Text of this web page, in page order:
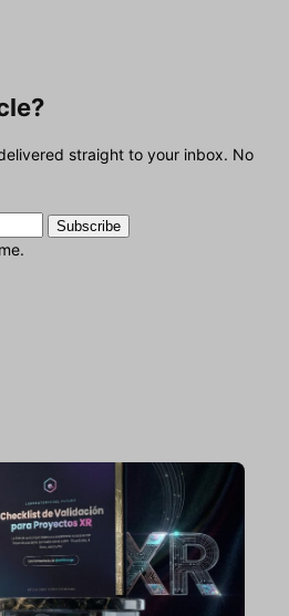
straight to your inbox. No
Subscribe